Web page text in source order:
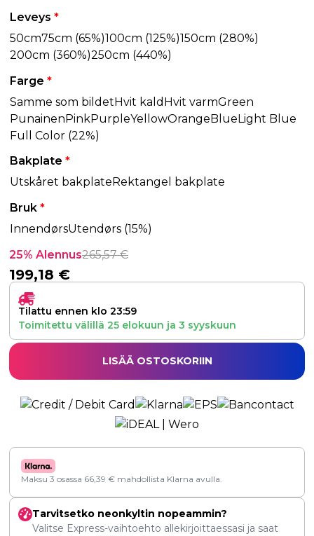
Leveys *
50cm75cm (65%)100cm (125%)150cm (280%)
200cm (360%)250cm (440%)
Farge *
Samme som bildetHvit kald Hvit varmGreen
PunainenPinkPurpleYellowOrangeBlueLight Blue
Full Color (22%)
Bakplate *
Utskåret bakplate Rektangel bakplate
Bruk *
InnendørsUtendørs (15%)
25% Alennus265,57€
199,18 €
Tilattu ennen klo 23:59
Toimitettu välillä 25 elokuun ja 3 syyskuun
LISÄÄ OSTOSKORIIN
Maksu 3 osassa 66,39 € mahdollista Klarna avulla.
Tarvitsetko neonkyltin nopeammin?
Valitse Express-vaihtoehto allekirjoittaessasi ja saat